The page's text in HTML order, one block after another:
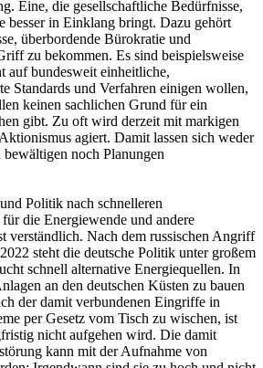
Eine, die gesellschaftliche Bedürfnisse,
besser in Einklang bringt. Dazu gehört
überbordende Bürokratie und
zu bekommen. Es sind beispielsweise
auf bundesweit einheitliche,
Standards und Verfahren einigen wollen,
keinen sachlichen Grund für ein
gibt. Zu oft wird derzeit mit markigen
agiert. Damit lassen sich weder
noch Planungen
Politik nach schnelleren
die Energiewende und andere
verständlich. Nach dem russischen Angriff
steht die deutsche Politik unter großem
schnell alternative Energiequellen. In
an den deutschen Küsten zu bauen
der damit verbundenen Eingriffe in
per Gesetz vom Tisch zu wischen, ist
nicht aufgehen wird. Die damit
kann mit der Aufnahme von